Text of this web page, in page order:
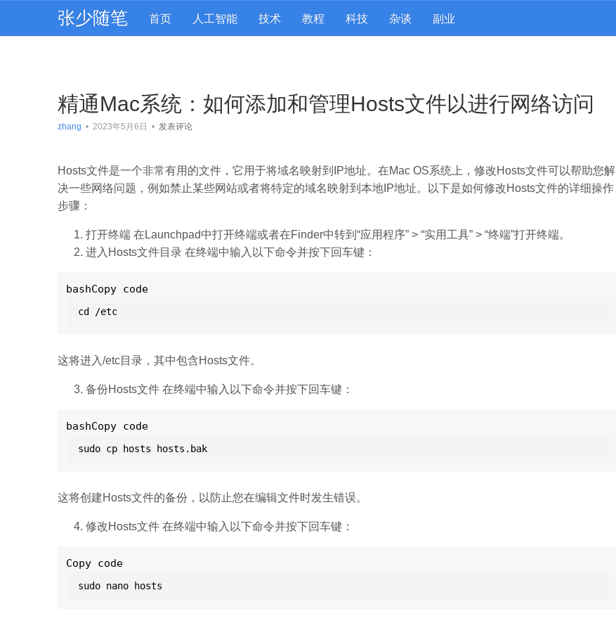
张少随笔 首页 人工智能 技术 教程 科技 杂谈 副业
精通Mac系统：如何添加和管理Hosts文件以进行网络访问
zhang • 2023年5月6日 • 发表评论
Hosts文件是一个非常有用的文件，它用于将域名映射到IP地址。在Mac OS系统上，修改Hosts文件可以帮助您解
决一些网络问题，例如禁止某些网站或者将特定的域名映射到本地IP地址。以下是如何修改Hosts文件的详细操作
步骤：
打开终端 在Launchpad中打开终端或者在Finder中转到“应用程序” > “实用工具” > “终端”打开终端。
进入Hosts文件目录 在终端中输入以下命令并按下回车键：
bashCopy code
这将进入/etc目录，其中包含Hosts文件。
备份Hosts文件 在终端中输入以下命令并按下回车键：
bashCopy code
这将创建Hosts文件的备份，以防止您在编辑文件时发生错误。
修改Hosts文件 在终端中输入以下命令并按下回车键：
Copy code